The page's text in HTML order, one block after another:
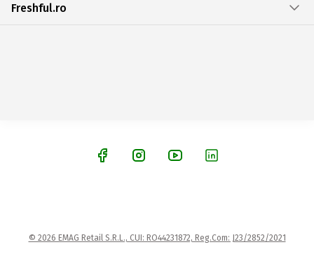
Freshful.ro
© 2026 EMAG Retail S.R.L., CUI: RO44231872, Reg.Com: J23/2852/2021